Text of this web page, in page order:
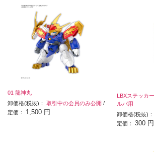
01 龍神丸
卸価格(税抜)： 取引中の会員のみ公開 /
定価： 1,500 円
LBXステッカ
ルバ用
卸価格(税抜)
定価：300 円